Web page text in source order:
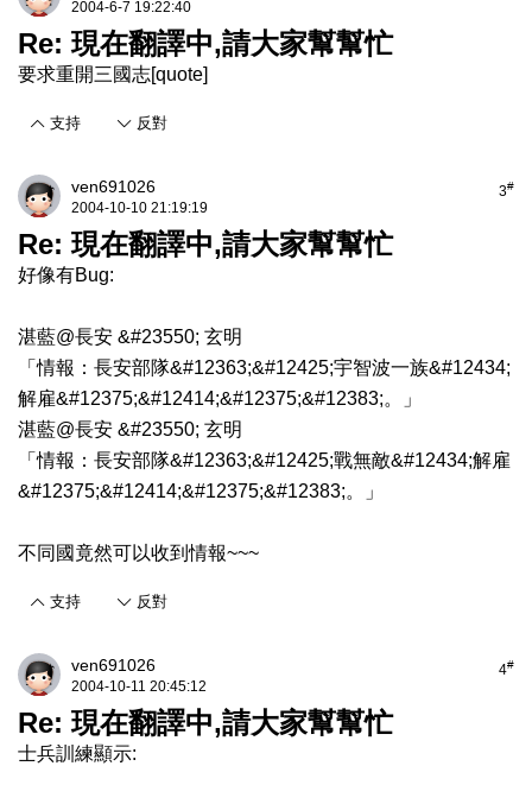
2004-6-7 19:22:40
Re: 現在翻譯中,請大家幫幫忙
要求重開三國志[quote]
支持 反對
3#
ven691026
2004-10-10 21:19:19
Re: 現在翻譯中,請大家幫幫忙
好像有Bug:
湛藍@長安 &#23550; 玄明
「情報：長安部隊&#12363;&#12425;宇智波一族&#12434;
解雇&#12375;&#12414;&#12375;&#12383;。」
湛藍@長安 &#23550; 玄明
「情報：長安部隊&#12363;&#12425;戰無敵&#12434;解雇
&#12375;&#12414;&#12375;&#12383;。」
不同國竟然可以收到情報~~~
支持 反對
4#
ven691026
2004-10-11 20:45:12
Re: 現在翻譯中,請大家幫幫忙
士兵訓練顯示: